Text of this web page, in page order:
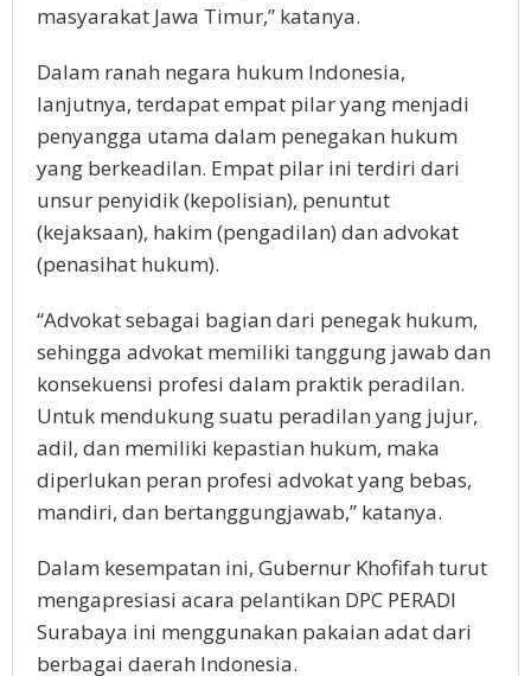
masyarakat Jawa Timur,” katanya.
Dalam ranah negara hukum Indonesia,
lanjutnya, terdapat empat pilar yang menjadi
penyangga utama dalam penegakan hukum
yang berkeadilan. Empat pilar ini terdiri dari
unsur penyidik (kepolisian), penuntut
(kejaksaan), hakim (pengadilan) dan advokat
(penasihat hukum).
“Advokat sebagai bagian dari penegak hukum,
sehingga advokat memiliki tanggung jawab dan
konsekuensi profesi dalam praktik peradilan.
Untuk mendukung suatu peradilan yang jujur,
adil, dan memiliki kepastian hukum, maka
diperlukan peran profesi advokat yang bebas,
mandiri, dan bertanggungjawab,” katanya.
Dalam kesempatan ini, Gubernur Khofifah turut
mengapresiasi acara pelantikan DPC PERADI
Surabaya ini menggunakan pakaian adat dari
berbagai daerah Indonesia.